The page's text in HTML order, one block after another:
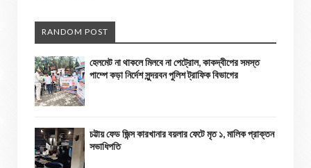
RANDOM POST
হেলমেট না থাকলে মিলবে না পেট্রোল, কাকদ্বীপের সমস্ত
পাম্পে কড়া নির্দেশ সুন্দরবন পুলিশ ট্রাফিক বিভাগের
চট্টায় ফেড জিন্স কারখানার বয়লার ফেটে মৃত ১, মালিক প্রাক্তন
সভাধিপতি